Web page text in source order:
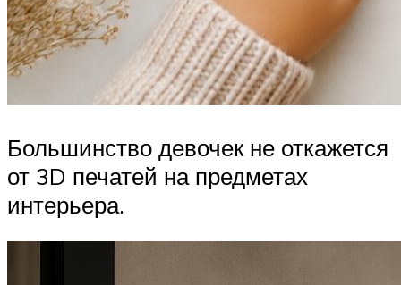
Большинство девочек не откажется
от 3D печатей на предметах
интерьера.